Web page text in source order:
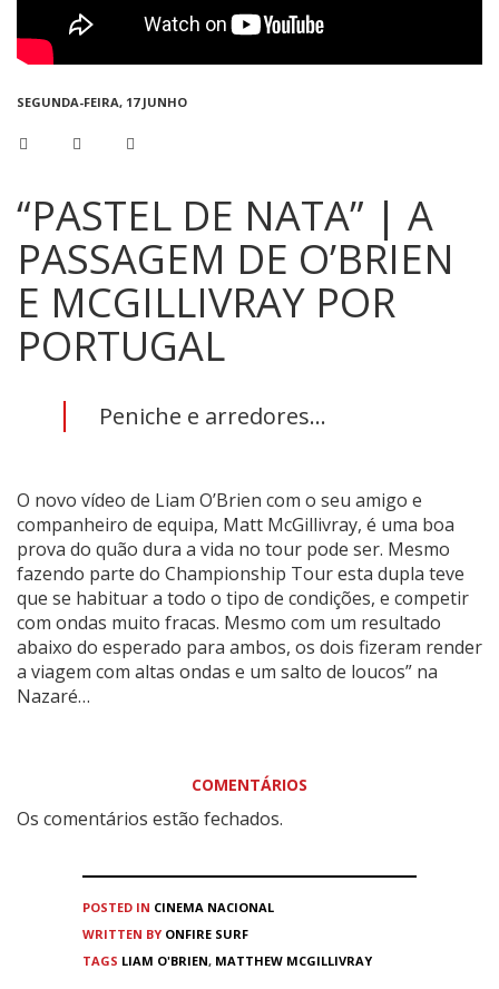
SEGUNDA-FEIRA, 17 JUNHO
“PASTEL DE NATA” | A
PASSAGEM DE O’BRIEN
E MCGILLIVRAY POR
PORTUGAL
Peniche e arredores...
O novo vídeo de Liam O’Brien com o seu amigo e
companheiro de equipa, Matt McGillivray, é uma boa
prova do quão dura a vida no tour pode ser. Mesmo
fazendo parte do Championship Tour esta dupla teve
que se habituar a todo o tipo de condições, e competir
com ondas muito fracas. Mesmo com um resultado
abaixo do esperado para ambos, os dois fizeram render
a viagem com altas ondas e um salto de loucos” na
Nazaré…
COMENTÁRIOS
Os comentários estão fechados.
POSTED IN CINEMA NACIONAL
WRITTEN BY ONFIRE SURF
TAGS LIAM O'BRIEN, MATTHEW MCGILLIVRAY